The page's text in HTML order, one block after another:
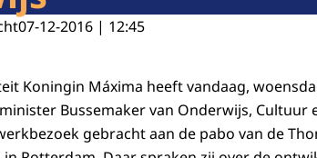
07-12-2016 | 12:45
Koningin Máxima heeft vandaag,
Bussemaker van Onderwijs, Cultuur
gebracht aan de pabo van de